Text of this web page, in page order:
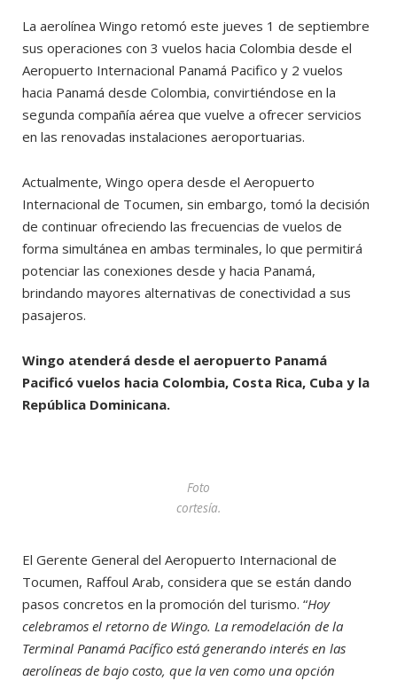
La aerolínea Wingo retomó este jueves 1 de septiembre
sus operaciones con 3 vuelos hacia Colombia desde el
Aeropuerto Internacional Panamá Pacifico y 2 vuelos
hacia Panamá desde Colombia, convirtiéndose en la
segunda compañía aérea que vuelve a ofrecer servicios
en las renovadas instalaciones aeroportuarias.
Actualmente, Wingo opera desde el Aeropuerto
Internacional de Tocumen, sin embargo, tomó la decisión
de continuar ofreciendo las frecuencias de vuelos de
forma simultánea en ambas terminales, lo que permitirá
potenciar las conexiones desde y hacia Panamá,
brindando mayores alternativas de conectividad a sus
pasajeros.
Wingo atenderá desde el aeropuerto Panamá
Pacificó vuelos hacia Colombia, Costa Rica, Cuba y la
República Dominicana.
Foto
cortesía.
El Gerente General del Aeropuerto Internacional de
Tocumen, Raffoul Arab, considera que se están dando
pasos concretos en la promoción del turismo. “Hoy
celebramos el retorno de Wingo. La remodelación de la
Terminal Panamá Pacífico está generando interés en las
aerolíneas de bajo costo, que la ven como una opción